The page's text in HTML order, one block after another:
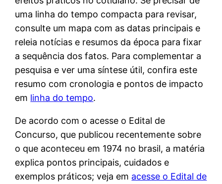
uma linha do tempo compacta para revisar,
consulte um mapa com as datas principais e
releia notícias e resumos da época para fixar
a sequência dos fatos. Para complementar a
pesquisa e ver uma síntese útil, confira este
resumo com cronologia e pontos de impacto
em linha do tempo.
De acordo com o acesse o Edital de
Concurso, que publicou recentemente sobre
o que aconteceu em 1974 no brasil, a matéria
explica pontos principais, cuidados e
exemplos práticos; veja em acesse o Edital de